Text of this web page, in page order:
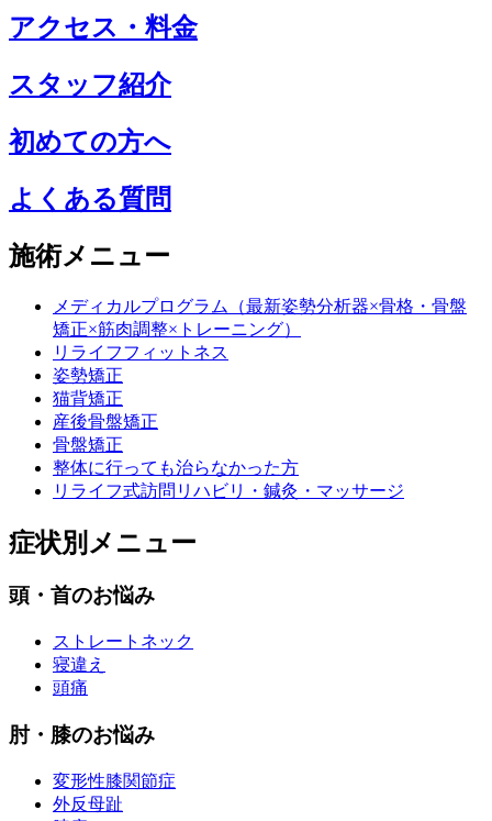
アクセス・料金
スタッフ紹介
初めての方へ
よくある質問
施術メニュー
メディカルプログラム（最新姿勢分析器×骨格・骨盤
矯正×筋肉調整×トレーニング）
リライフフィットネス
姿勢矯正
猫背矯正
産後骨盤矯正
骨盤矯正
整体に行っても治らなかった方
リライフ式訪問リハビリ・鍼灸・マッサージ
症状別メニュー
頭・首のお悩み
ストレートネック
寝違え
頭痛
肘・膝のお悩み
変形性膝関節症
外反母趾